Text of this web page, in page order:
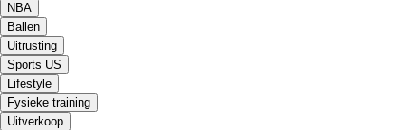
NBA
Ballen
Uitrusting
Sports US
Lifestyle
Fysieke training
Uitverkoop